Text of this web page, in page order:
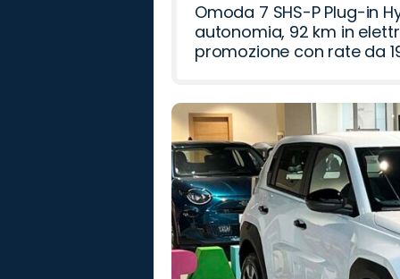
Omoda 7 SHS-P Plug-in
autonomia, 92 km in
promozione con rate da